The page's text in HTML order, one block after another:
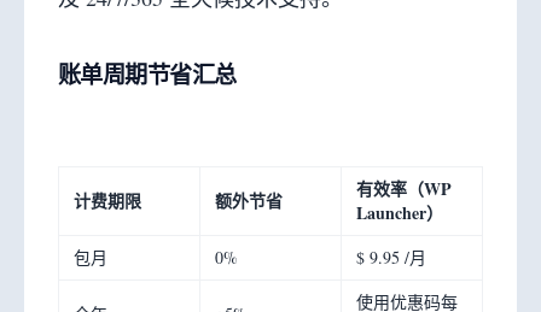
账单周期节省汇总
计费期限 额外节省
有效率（WP
Launcher）
包月 0% $ 9.95 /月
使用优惠码每